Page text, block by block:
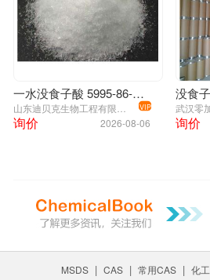
一水没食子酸 5995-86-8 99%
VIP
2026-08-06
询价
武汉零
询价
MSDS | CAS | 常用CAS | 化